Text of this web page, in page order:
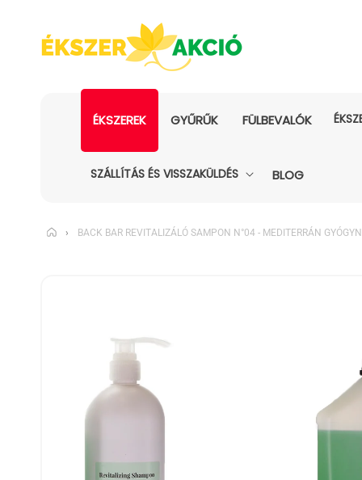
ÉKSZEREK GYŰRŰK FÜLBEVALÓK
SZÁLLÍTÁS ÉS VISSZAKÜLDÉS BLOG
› BACK BAR REVITALIZÁLÓ SAMPON N°04 - MEDITERRÁN